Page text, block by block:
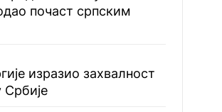
почаст српским
изразио захвалност
Србије